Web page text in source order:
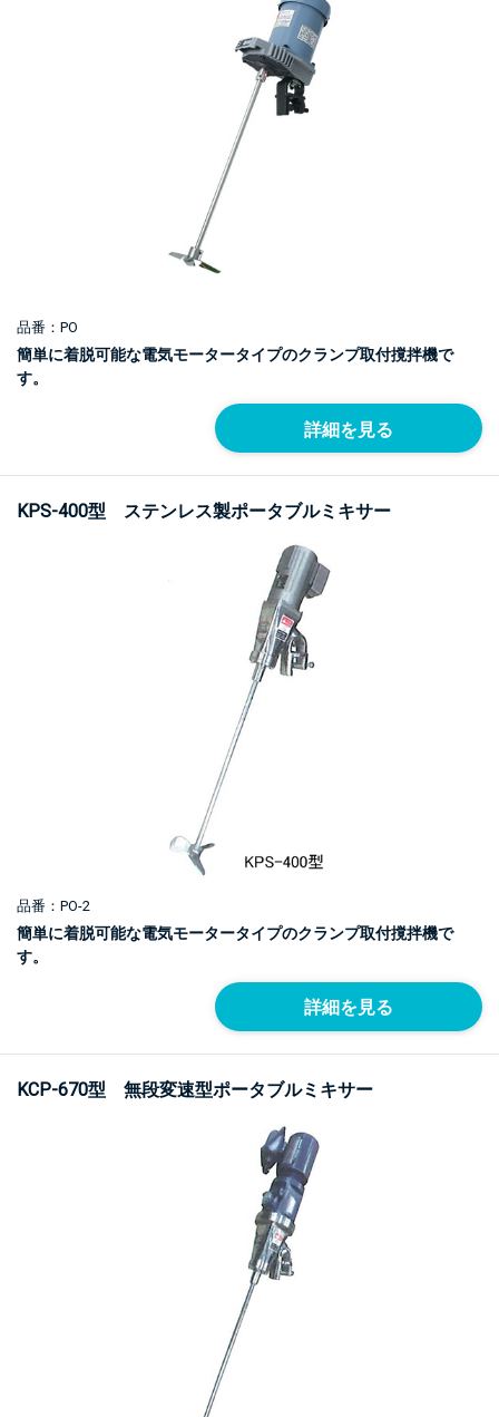
品番：PO
簡単に着脱可能な電気モータータイプのクランプ取付撹拌機で
す。
詳細を見る
KPS-400型 ステンレス製ポータブルミキサー
品番：PO-2
簡単に着脱可能な電気モータータイプのクランプ取付撹拌機で
す。
詳細を見る
KCP-670型 無段変速型ポータブルミキサー